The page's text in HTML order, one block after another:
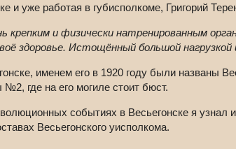
и уже работая в губисполкоме, Григорий
крепким и физически натренированным
здоровье. Истощённый большой
именем его в 1920 году были названы
где на его могиле стоит бюст.
событиях в Весьегонске я
Весьегонского уисполкома.